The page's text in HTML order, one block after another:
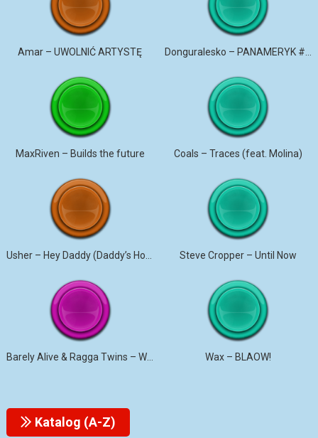
Amar – UWOLNIĆ ARTYSTĘ
MaxRiven – Builds the future Coals – Traces (feat. Molina)
Steve Cropper – Until Now
Barely Alive & Ragga Twins – We Set It Wax – BLAOW!
Katalog (A-Z)